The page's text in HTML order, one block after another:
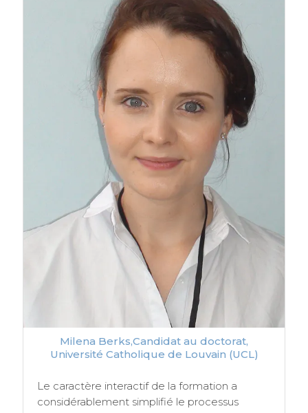
Milena Berks,Candidat au doctorat,
Université Catholique de Louvain (UCL)
Le caractère interactif de la formation a
considérablement simplifié le processus